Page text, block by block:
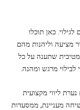
כאן תוכלו
מציעה וליהנות מהם
שתענה על כל
מרגש ומהנה.
ליווי מקצועית
מעניינת, ממסעדות